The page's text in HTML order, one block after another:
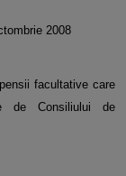
2008
facultative care
de Consiliului de